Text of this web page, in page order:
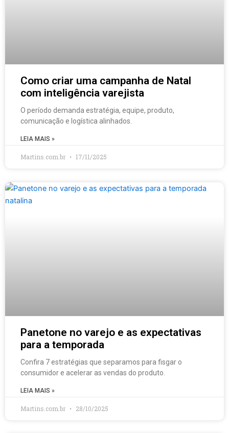
Como criar uma campanha de Natal
com inteligência varejista
O período demanda estratégia, equipe, produto,
comunicação e logística alinhados.
LEIA MAIS »
Martins.com.br 17/11/2025
Panetone no varejo e as expectativas
para a temporada
Confira 7 estratégias que separamos para fisgar o
consumidor e acelerar as vendas do produto.
LEIA MAIS »
Martins.com.br 28/10/2025